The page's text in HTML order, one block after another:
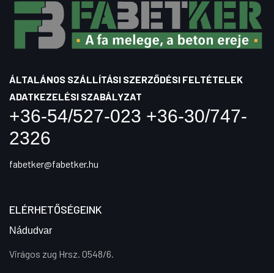
ÁLTALÁNOS SZÁLLÍTÁSI SZERZŐDÉSI FELTÉTELEK
ADATKEZELÉSI SZABÁLYZAT
+36-54/527-023 +36-30/747-
2326
fabetker@fabetker.hu
ELÉRHETŐSÉGEINK
Nádudvar
Virágos zug Hrsz. 0548/6.